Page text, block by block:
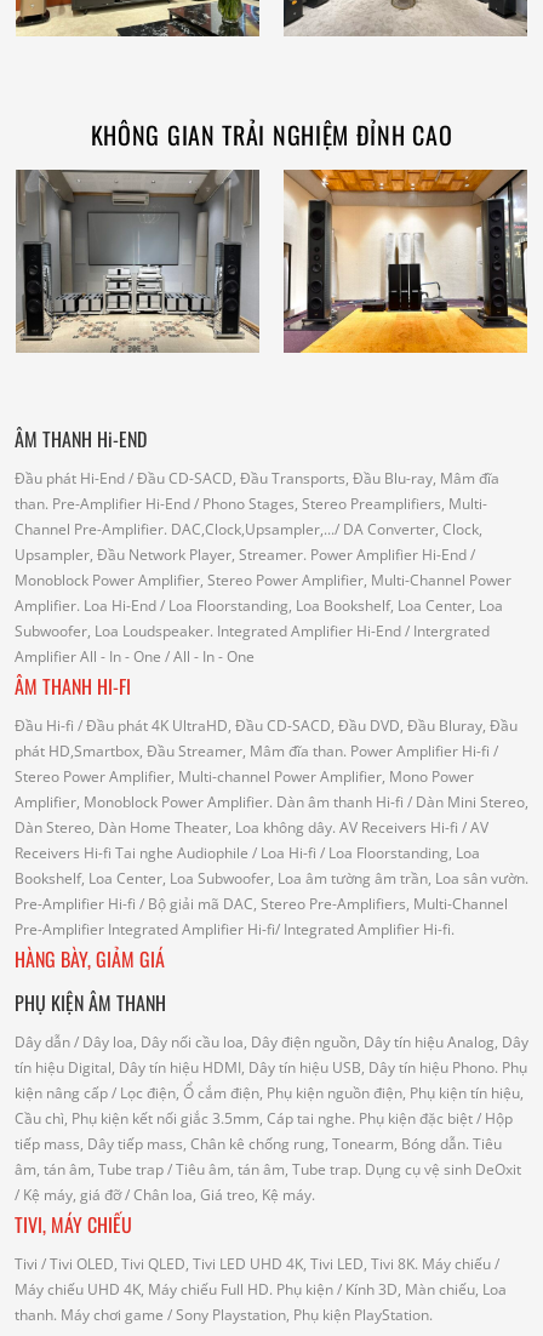
KHÔNG GIAN TRẢI NGHIỆM ĐỈNH CAO
ÂM THANH Hi-END
Đầu phát Hi-End/ Đầu CD-SACD, Đầu Transports, Đầu Blu-ray, Mâm đĩa
than. Pre-Amplifier Hi-End/ Phono Stages, Stereo Preamplifiers, Multi-
Channel Pre-Amplifier. DAC,Clock,Upsampler,.../ DA Converter, Clock,
Upsampler, Đầu Network Player, Streamer. Power Amplifier Hi-End/
Monoblock Power Amplifier, Stereo Power Amplifier, Multi-Channel Power
Amplifier. Loa Hi-End/ Loa Floorstanding, Loa Bookshelf, Loa Center, Loa
Subwoofer, Loa Loudspeaker. Integrated Amplifier Hi-End/ Intergrated
AmplifierAll - In - One / All - In - One
ÂM THANH HI-FI
Đầu Hi-fi / Đầu phát 4K UltraHD, Đầu CD-SACD, Đầu DVD, Đầu Bluray, Đầu
phát HD,Smartbox, Đầu Streamer, Mâm đĩa than. Power Amplifier Hi-fi /
Stereo Power Amplifier, Multi-channel Power Amplifier, Mono Power
Amplifier, Monoblock Power Amplifier. Dàn âm thanh Hi-fi / Dàn Mini Stereo,
Dàn Stereo, Dàn Home Theater, Loa không dây. AV Receivers Hi-fi / AV
Receivers Hi-fi Tai nghe Audiophile / Loa Hi-fi / Loa Floorstanding, Loa
Bookshelf, Loa Center, Loa Subwoofer, Loa âm tường âm trần, Loa sân vườn.
Pre-Amplifier Hi-fi / Bộ giải mã DAC, Stereo Pre-Amplifiers, Multi-Channel
Pre-Amplifier Integrated Amplifier Hi-fi/ Integrated Amplifier Hi-fi.
HÀNG BÀY, GIẢM GIÁ
PHỤ KIỆN ÂM THANH
Dây dẫn/ Dây loa, Dây nối cầu loa, Dây điện nguồn, Dây tín hiệu Analog, Dây
tín hiệu Digital, Dây tín hiệu HDMI, Dây tín hiệu USB, Dây tín hiệu Phono. Phụ
kiện nâng cấp/ Lọc điện, Ổ cắm điện, Phụ kiện nguồn điện, Phụ kiện tín hiệu,
Cầu chì, Phụ kiện kết nối giắc 3.5mm, Cáp tai nghe. Phụ kiện đặc biệt/ Hộp
tiếp mass, Dây tiếp mass, Chân kê chống rung, Tonearm, Bóng dẫn. Tiêu
âm, tán âm, Tube trap/ Tiêu âm, tán âm, Tube trap. Dụng cụ vệ sinh DeOxit
/ Kệ máy, giá đỡ/ Chân loa, Giá treo, Kệ máy.
TIVI, MÁY CHIẾU
Tivi / Tivi OLED, Tivi QLED, Tivi LED UHD 4K, Tivi LED, Tivi 8K. Máy chiếu/
Máy chiếu UHD 4K, Máy chiếu Full HD. Phụ kiện/ Kính 3D, Màn chiếu, Loa
thanh. Máy chơi game / Sony Playstation, Phụ kiện PlayStation.